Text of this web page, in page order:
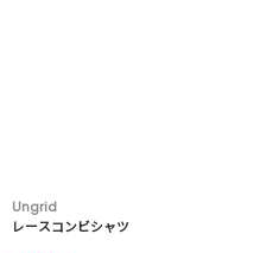
Ungrid
レースコンビシャツ